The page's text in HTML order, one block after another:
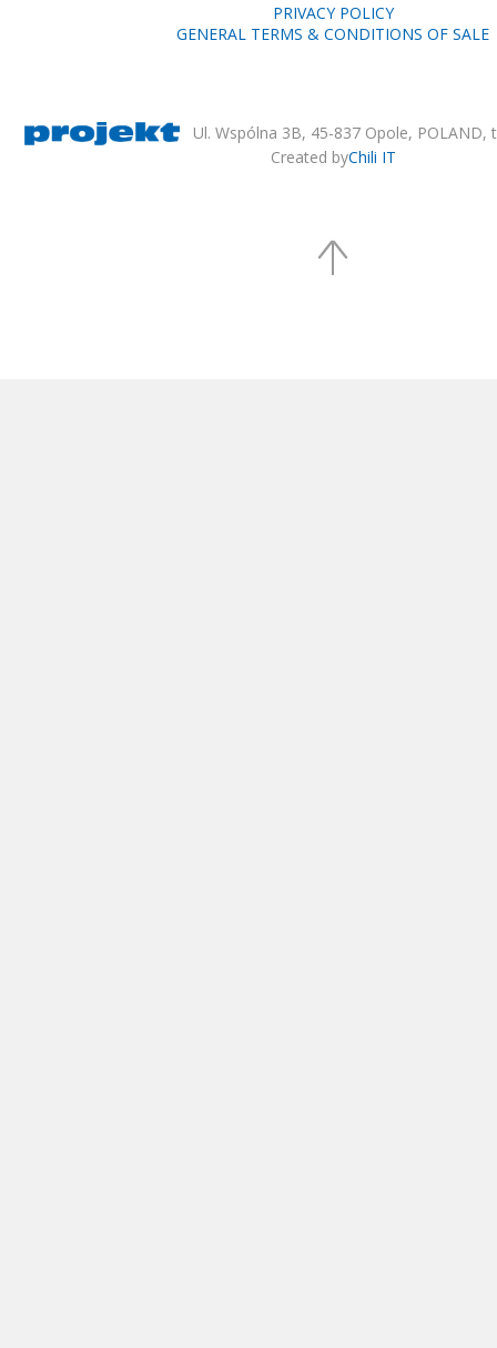
PRIVACY POLICY
GENERAL TERMS & CONDITIONS OF SALE
Ul. Wspólna 3B, 45-837 Opole, POLAND,
Created byChili IT